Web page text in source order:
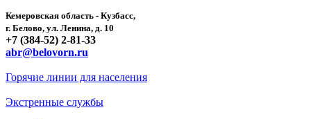
Кемеровская область - Кузбасс,
г. Белово, ул. Ленина, д. 10
+7 (384-52) 2-81-33
abr@belovorn.ru
Горячие линии для населения
Экстренные службы